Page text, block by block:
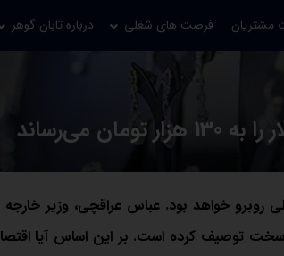
مشتریان فرصت های شغلی درباره تابان گوهر
و بین‌المللی روبرو خواهد بود. عباس عراقچی، وزیر
سخت توصیف کرده است. بر این اساس آیا